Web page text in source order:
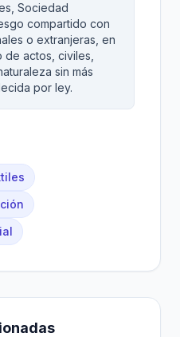
Sociedad
compartido con
o extranjeras, en
actos, civiles,
sin más
por ley.